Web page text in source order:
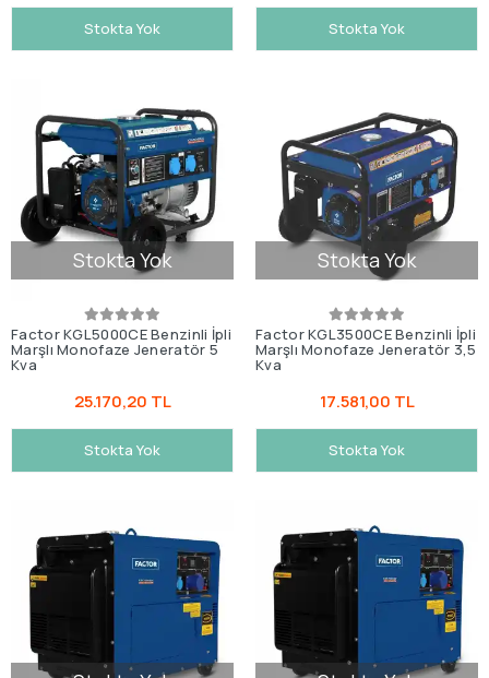
Stokta Yok Stokta Yok
Stokta Yok
Factor KGL5000CE Benzinli İpli
Marşlı Monofaze Jeneratör 5
Kva
25.170,20 TL
Stokta Yok
Stokta Yok
Factor KGL3500CE Benzinli İpli
Marşlı Monofaze Jeneratör 3,5
Kva
17.581,00 TL
Stokta Yok